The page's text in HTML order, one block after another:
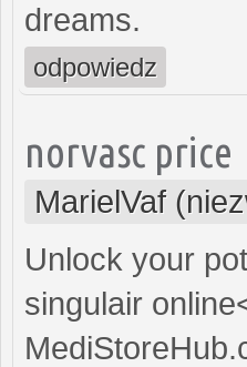
dreams.
odpowiedz
norvasc price
MarielVaf
Unlock your
singulair